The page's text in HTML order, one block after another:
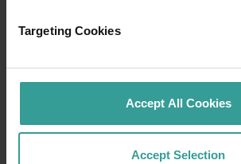
Targeting Cookies
Accept All Cookies
Accept Selection
Australien. Point de départ :
dynamique. Pour commencer
de tel que cette ville idyllique
nature et proposant des
culinaires originales.